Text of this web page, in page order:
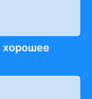
хорошее